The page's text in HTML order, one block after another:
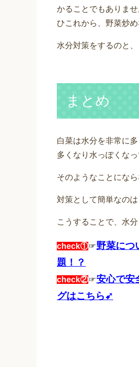
かることでもありま
ひこれから、野菜炒
水分対策をするのと
まとめ
白菜は水分を非常に
多くなり水っぽくな
そのようなことにな
対策として簡単なの
こうすることで、水
check①☞野菜につ
題！？
check②☞安心で安
グはこちら➹